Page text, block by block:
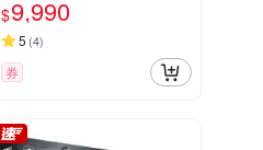
$9,990
5 (4)
券